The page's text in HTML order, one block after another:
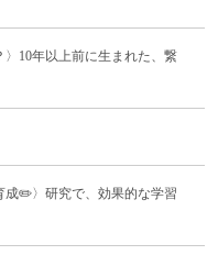
10年以上前に生まれた、繋
成✏️〉研究で、効果的な学習